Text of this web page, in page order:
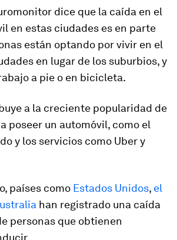
dice que la caída en el
en estas ciudades es en parte
están optando por vivir en el
en lugar de los suburbios, y
a pie o en bicicleta.
a la creciente popularidad de
poseer un automóvil, como el
y los servicios como Uber y
países como Estados Unidos, el
han registrado una caída
personas que obtienen